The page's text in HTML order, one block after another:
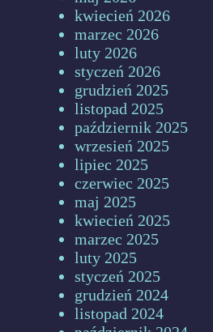
kwiecień 2026
marzec 2026
luty 2026
styczeń 2026
grudzień 2025
listopad 2025
październik 2025
wrzesień 2025
lipiec 2025
czerwiec 2025
maj 2025
kwiecień 2025
marzec 2025
luty 2025
styczeń 2025
grudzień 2024
listopad 2024